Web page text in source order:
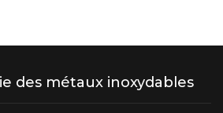
des métaux inoxydables